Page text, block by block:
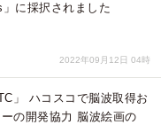
に採択されました
2022年09月12日 04時
」 ハコスコで脳波取得お
の開発協力 脳波絵画の